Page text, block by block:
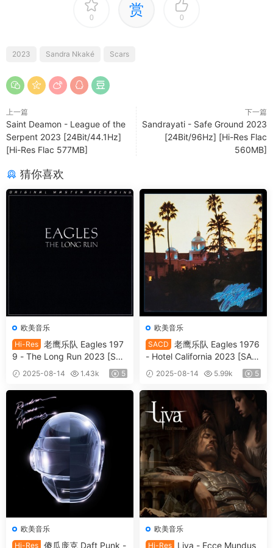
0 赏 0
2023 Sandra Nkaké Scars
上一篇
Saint Deamon - League of the
Serpent 2023 [24Bit/44.1Hz]
[Hi-Res Flac 577MB]
下一篇
Sandrayati - Safe Ground 2023
[24Bit/96Hz] [Hi-Res Flac
560MB]
猜你喜欢
欧美音乐
Hi-Res 老鹰乐队 Eagles 197
9 - The Long Run 2023 [SAC
D ISO 1.71GB]
2025-08-14 1.43k 5
欧美音乐
SACD
老鹰乐队 Eagles 1976
- Hotel California 2023 [SAC
D ISO 1.74GB]
2025-08-14 5.99k 5
欧美音乐
Hi-Res 傻瓜庞克 Daft Punk -
欧美音乐
Hi-Res
Liva - Ecce Mundus